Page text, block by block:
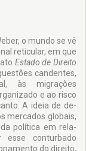
o mundo se vê
reticular, em que
Estado de Direito
can­dentes,
às migrações
e ao risco
A ideia de de­
mercados globais,
da política em rela­
esse conturbado
do direito,